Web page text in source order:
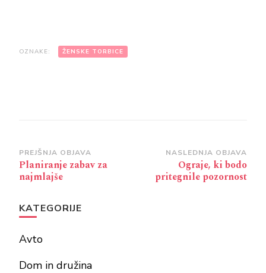
OZNAKE: ŽENSKE TORBICE
Navigacija
objav
PREJŠNJA OBJAVA
Planiranje zabav za
najmlajše
NASLEDNJA OBJAVA
Ograje, ki bodo
pritegnile pozornost
KATEGORIJE
Avto
Dom in družina